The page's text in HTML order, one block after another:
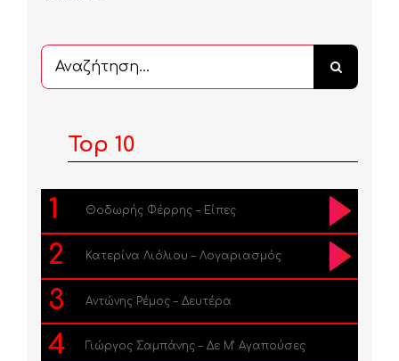
Αναζήτηση
...
Top 10
1 Θοδωρής Φέρρης – Είπες
2 Κατερίνα Λιόλιου – Λογαριασμός
3 Αντώνης Ρέμος – Δευτέρα
4 Γιώργος Σαμπάνης – Δε Μ’ Αγαπούσες